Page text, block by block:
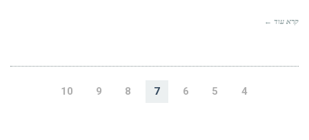
קרא עוד ←
4
5
6
7
8
9
10